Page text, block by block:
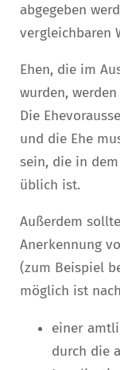
abgegeben
vergleichbaren
Ehen, die im
wurden,
Die
und die Ehe
sein, die in
üblich ist.
Außerdem
Anerkennung
(zum Beispiel
möglich ist nach
einer
durch die